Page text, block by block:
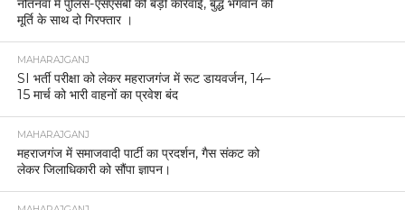
नौतनवां में पुलिस-एसएसबी की बड़ी कार्रवाई, बुद्ध भगवान की
मूर्ति के साथ दो गिरफ्तार ।
MAHARAJGANJ
SI भर्ती परीक्षा को लेकर महराजगंज में रूट डायवर्जन, 14–
15 मार्च को भारी वाहनों का प्रवेश बंद
MAHARAJGANJ
महराजगंज में समाजवादी पार्टी का प्रदर्शन, गैस संकट को
लेकर जिलाधिकारी को सौंपा ज्ञापन।